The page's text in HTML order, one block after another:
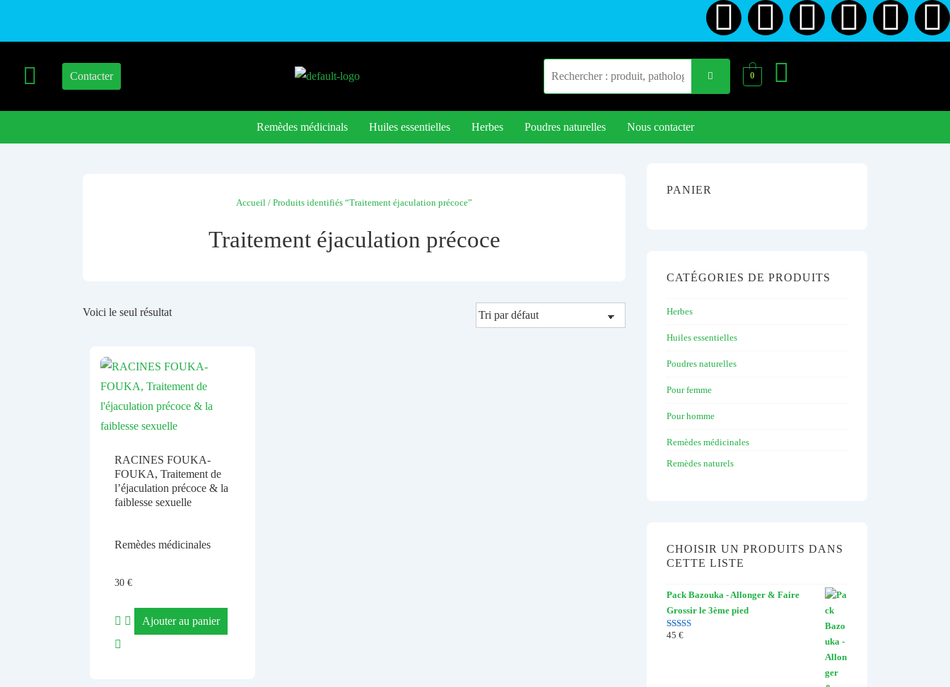
Contacter 0
Remèdes médicinals Huiles essentielles Herbes Poudres naturelles Nous contacter
Accueil / Produits identifiés “Traitement éjaculation précoce”
Traitement éjaculation précoce
Voici le seul résultat
RACINES FOUKA-
FOUKA, Traitement de
l’éjaculation précoce & la
faiblesse sexuelle
Remèdes médicinales
30 €
Ajouter au panier
PANIER
CATÉGORIES DE PRODUITS
Herbes
Huiles essentielles
Poudres naturelles
Pour femme
Pour homme
Remèdes médicinales
Remèdes naturels
CHOISIR UN PRODUITS DANS
CETTE LISTE
Pack Bazouka - Allonger & Faire
Grossir le 3ème pied
Note
45 €